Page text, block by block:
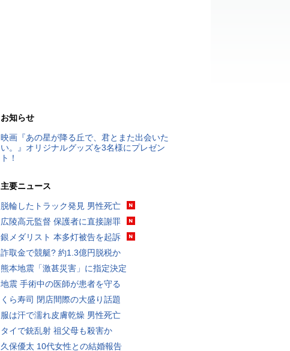
お知らせ
映画『あの星が降る丘で、君とまた出会いた
い。』オリジナルグッズを3名様にプレゼン
ト！
主要ニュース
脱輪したトラック発見 男性死亡
広陵高元監督 保護者に直接謝罪
銀メダリスト 本多灯被告を起訴
詐取金で競艇? 約1.3億円脱税か
熊本地震「激甚災害」に指定決定
地震 手術中の医師が患者を守る
くら寿司 閉店間際の大盛り話題
服は汗で濡れ皮膚乾燥 男性死亡
タイで銃乱射 祖父母も殺害か
久保優太 10代女性との結婚報告